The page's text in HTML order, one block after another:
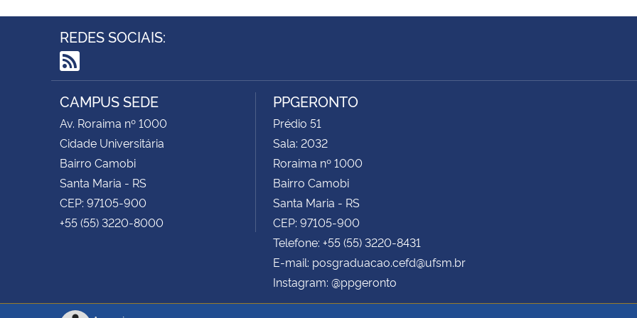
REDES SOCIAIS:
RSS
CAMPUS SEDE
Av. Roraima nº 1000
Cidade Universitária
Bairro Camobi
Santa Maria - RS
CEP: 97105-900
+55 (55) 3220-8000
PPGERONTO
Prédio 51
Sala: 2032
Roraima nº 1000
Bairro Camobi
Santa Maria - RS
CEP: 97105-900
Telefone: +55 (55) 3220-8431
E-mail: posgraduacao.cefd@ufsm.br
Instagram: @ppgeronto